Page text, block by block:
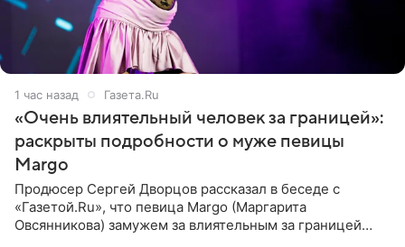
1 час назад Газета.Ru
«Очень влиятельный человек за границей»:
раскрыты подробности о муже певицы
Margo
Продюсер Сергей Дворцов рассказал в беседе с
«Газетой.Ru», что певица Margo (Маргарита
Овсянникова) замужем за влиятельным за границей